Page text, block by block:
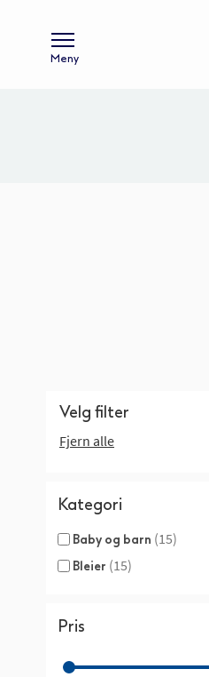
Meny
Velg filter
Fjern alle
Kategori
Baby og barn (15)
Bleier (15)
Pris